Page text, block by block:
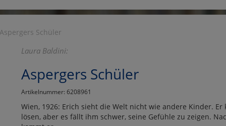
Aspergers Schüler
Laura Baldini:
Aspergers Schüler
Artikelnummer: 6208961
Wien, 1926: Erich sieht die Welt nicht wie andere Kinder.
lösen, aber es fällt ihm schwer, seine Gefühle zu zeigen.